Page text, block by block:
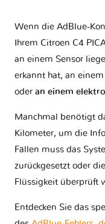
Wenn die AdBlue-
Ihrem Citroen C4
an einem Sensor
erkannt hat, an
oder an einem
Manchmal benötigt
Kilometer, um die
Fällen muss das
zurückgesetzt oder
Flüssigkeit überprüft
Entdecken Sie das